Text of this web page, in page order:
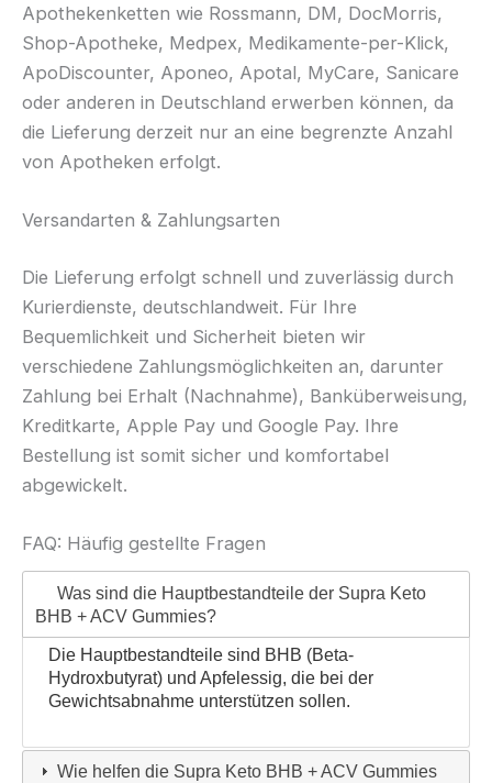
Apothekenketten wie Rossmann, DM, DocMorris,
Shop-Apotheke, Medpex, Medikamente-per-Klick,
ApoDiscounter, Aponeo, Apotal, MyCare, Sanicare
oder anderen in Deutschland erwerben können, da
die Lieferung derzeit nur an eine begrenzte Anzahl
von Apotheken erfolgt.
Versandarten & Zahlungsarten
Die Lieferung erfolgt schnell und zuverlässig durch
Kurierdienste, deutschlandweit. Für Ihre
Bequemlichkeit und Sicherheit bieten wir
verschiedene Zahlungsmöglichkeiten an, darunter
Zahlung bei Erhalt (Nachnahme), Banküberweisung,
Kreditkarte, Apple Pay und Google Pay. Ihre
Bestellung ist somit sicher und komfortabel
abgewickelt.
FAQ: Häufig gestellte Fragen
Was sind die Hauptbestandteile der Supra Keto
BHB + ACV Gummies?
Die Hauptbestandteile sind BHB (Beta-
Hydroxbutyrat) und Apfelessig, die bei der
Gewichtsabnahme unterstützen sollen.
Wie helfen die Supra Keto BHB + ACV Gummies